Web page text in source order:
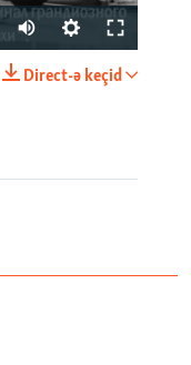
Direct-ə keçid